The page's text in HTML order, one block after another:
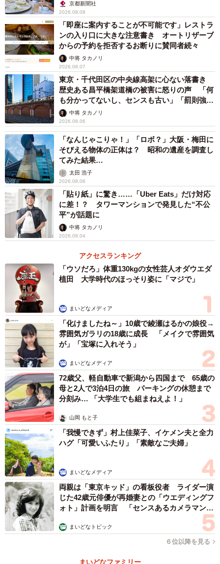
奈良少年刑務所とは、どのような施設だったのか。「少
年」と冠しているから、20歳に満たない受刑者だけを収容
していたのかと思いきや、26歳未満の成人男子、及び未決
拘禁者等を収容していたという。未決拘禁者とは、刑事裁
判の判決が確定していない者のこと。
また、総合訓練施設として全国から適格者を集めて専門訓
練を実施する施設だったことから、幅広い年代の受刑者を
収容していたそうだ。ちなみに、収容定員は約700人だっ
た。
完成当時は五大近代監獄のひとつに数えられた
では、刑務所内ではどのような指導が行われていたのだろ
うか。
「矯正指導とは、刑執行開始時の指導、改善指導、教科指
導及び釈放前の指導の四つを総称して矯正指導といってい
ます。刑執行開始時の指導では、受刑等の意義や心構えな
どについて指導を行い、釈放前の指導においては、釈放後
の社会生活において直ちに必要となる知識の付与や指導が
行われます。 また、改善指導は、受刑者に対し、犯罪の
責任を自覚させ、健康な心身を培わせ、社会生活に適応す
るのに必要な知識及び生活態度を習得させるものです。さ
らに、教科指導とは、学校教育の内容に準ずる指導を行っ
ています」
教科指導というワードが気になったので、さらに尋ねてみ
ると、社会生活の基礎となる学力を欠くために改善更生や
円滑な社会復帰に支障がある者、学力を向上させることで
円滑な社会復帰に効果があると認められる者に対して、学
京都新聞社
2026.08.08
「即座に案内することが不可能です」レストラ
ンの入り口に大きな注意書き オートリザーブ
からの予約を拒否するお断りに賛同者続々
中将 タカノリ
2026.08.07
東京・千代田区の中央線高架に心ない落書き
歴史ある昌平橋架道橋の被害に怒りの声 「何
も分かってないし、センスも古い」「罰則強化
して」中将 タカノリ
2026.08.06
「なんじゃこりゃ！」「ロボ？」大阪・梅田に
そびえる物体の正体は？ 昭和の遺産を調査し
てみた結果…
太田 浩子
2026.08.06
「貼り紙」に驚き……「Uber Eats」だけ対応
に差！？ タワーマンションで発見した“不公
平”が話題に
中将 タカノリ
2026.08.04
アクセスランキング
「ウソだろ」体重130kgの女性芸人オダウエダ
植田 大学時代のほっそり姿に「マジで」
まいどなメディア
「化けましたね～」10歳で綾瀬はるかの娘役→
雰囲気ガラリの18歳に成長 「メイクで雰囲気
が」「宝塚に入れそう」
まいどなメディア
72歳父、軽自動車で新潟から四国まで 65歳の
母と2人で3泊4日の旅 パーキングの休憩まで
分刻み… 「大学生でも組まねえよ！」
山岡 もと子
「我慢できず」村上佳菜子、イケメン夫と全力
ハグ「可愛いふたり」「素敵なご夫婦」
まいどなメディア
両親は「東京キッド」の看板役者 ライダー演
じた42歳元俳優が再婚妻との「ウエディングフ
ォト」計画を明言 「センスあるカメラマン求
まいどなトピック
６位以降を見る
まいどなファミリー